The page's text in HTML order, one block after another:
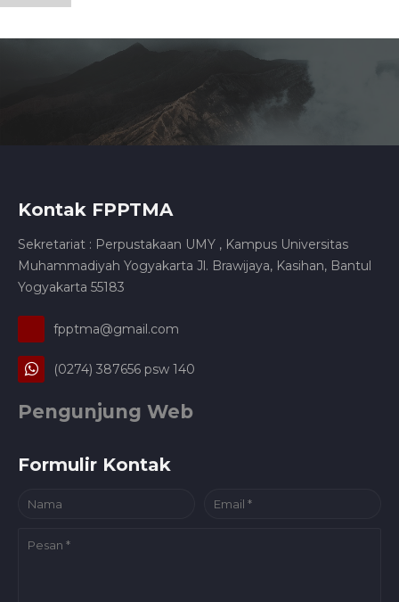
Kontak FPPTMA
Sekretariat : Perpustakaan UMY , Kampus Universitas
Muhammadiyah Yogyakarta Jl. Brawijaya, Kasihan, Bantul
Yogyakarta 55183
fpptma@gmail.com
(0274) 387656 psw 140
Pengunjung Web
Formulir Kontak